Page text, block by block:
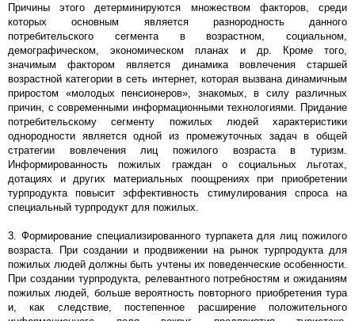
Причины этого детерминируются множеством факторов, среди
которых основным является разнородность данного
потребительского сегмента в возрастном, социальном,
демографическом, экономическом планах и др. Кроме того,
значимым фактором является динамика вовлечения старшей
возрастной категории в сеть интернет, которая вызвана динамичным
приростом «молодых пенсионеров», знакомых, в силу различных
причин, с современными информационными технологиями. Придание
потребительскому сегменту пожилых людей характеристики
однородности является одной из промежуточных задач в общей
стратегии вовлечения лиц пожилого возраста в туризм.
Информированность пожилых граждан о социальных льготах,
дотациях и других материальных поощрениях при приобретении
турпродукта повысит эффективность стимулирования спроса на
специальный турпродукт для пожилых.
3. Формирование специализированного турпакета для лиц пожилого
возраста. При создании и продвижении на рынок турпродукта для
пожилых людей должны быть учтены их поведенческие особенности.
При создании турпродукта, релевантного потребностям и ожиданиям
пожилых людей, больше вероятность повторного приобретения тура
и, как следствие, постепенное расширение положительного